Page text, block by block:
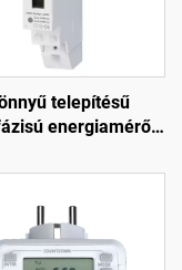
telepítésű
energiamérő
beállításhoz